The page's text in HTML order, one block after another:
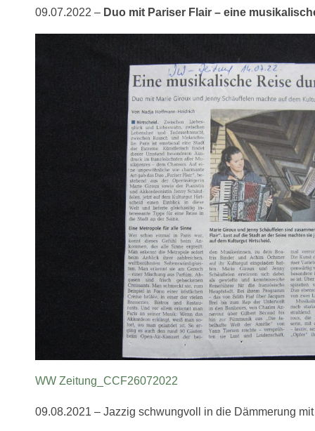
09.07.2022 – Duo mit Pariser Flair – eine
WW Zeitung_CCF26072022
09.08.2021 – Jazzig schwungvoll in die Dämmerung